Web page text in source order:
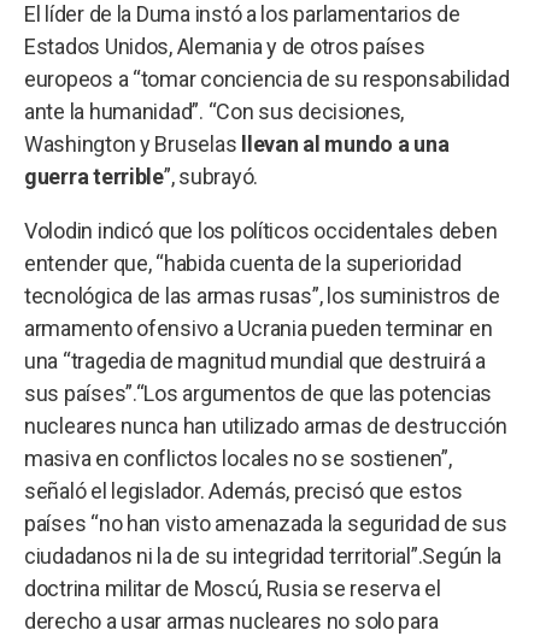
El líder de la Duma instó a los parlamentarios de
Estados Unidos, Alemania y de otros países
europeos a “tomar conciencia de su responsabilidad
ante la humanidad”. “Con sus decisiones,
Washington y Bruselas
llevan al mundo a una
guerra terrible”, subrayó.
Volodin indicó que los políticos occidentales deben
entender que, “habida cuenta de la superioridad
tecnológica de las armas rusas”, los suministros de
armamento ofensivo a Ucrania pueden terminar en
una “tragedia de magnitud mundial que destruirá a
sus países”.“Los argumentos de que las potencias
nucleares nunca han utilizado armas de destrucción
masiva en conflictos locales no se sostienen”,
señaló el legislador. Además, precisó que estos
países “no han visto amenazada la seguridad de sus
ciudadanos ni la de su integridad territorial”.Según la
doctrina militar de Moscú, Rusia se reserva el
derecho a usar armas nucleares no solo para